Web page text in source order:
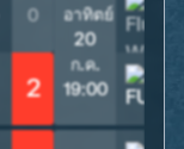
0
2
อาทิตย์
20
ก.ค.
19:00